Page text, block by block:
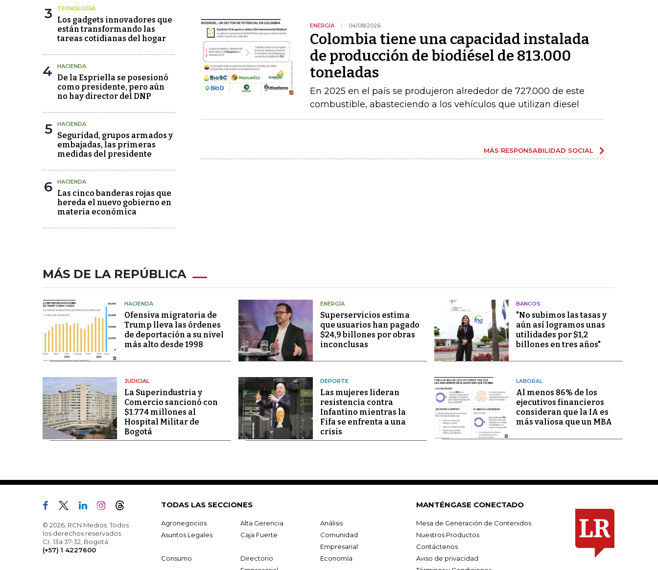
3 TECNOLOGÍA
Los gadgets innovadores que
están transformando las
tareas cotidianas del hogar
4 HACIENDA
De la Espriella se posesionó
como presidente, pero aún
no hay director del DNP
5 HACIENDA
Seguridad, grupos armados y
embajadas, las primeras
medidas del presidente
6 HACIENDA
Las cinco banderas rojas que
hereda el nuevo gobierno en
materia económica
ENERGÍA 04/08/2026
Colombia tiene una capacidad instalada
de producción de biodiésel de 813.000
toneladas
En 2025 en el país se produjeron alrededor de 727.000 de este
combustible, abasteciendo a los vehículos que utilizan diesel
MÁS RESPONSABILIDAD SOCIAL
MÁS DE LA REPÚBLICA
HACIENDA
Ofensiva migratoria de
Trump lleva las órdenes
de deportación a su nivel
más alto desde 1998
ENERGÍA
Superservicios estima
que usuarios han pagado
$24,9 billones por obras
inconclusas
BANCOS
"No subimos las tasas y
aún así logramos unas
utilidades por $1,2
billones en tres años"
JUDICIAL
La Superindustria y
Comercio sancionó con
$1.774 millones al
Hospital Militar de
Bogotá
DEPORTE
Las mujeres lideran
resistencia contra
Infantino mientras la
Fifa se enfrenta a una
crisis
LABORAL
Al menos 86% de los
ejecutivos financieros
consideran que la IA es
más valiosa que un MBA
© 2026, RCN Medios. Todos
los derechos reservados.
Cr. 13a 37-32, Bogotá
(+57) 1 4227600
TODAS LAS SECCIONES
Agronegocios Alta Gerencia
Análisis
Asuntos Legales
Caja Fuerte
Comunidad
Empresarial
Consumo
Directorio
Economía
MANTÉNGASE CONECTADO
Mesa de Generación de Contenidos
Nuestros Productos
Contáctenos
Aviso de privacidad